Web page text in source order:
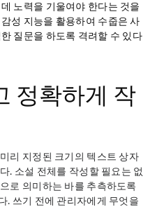
노력을 기울여야 한다는 것을
성 지능을 활용하여 수줍은 사
질문을 하도록 격려할 수 있다
정확하게 작
리 지정된 크기의 텍스트 상자
. 소설 전체를 작성할 필요는 없
로 의미하는 바를 추측하도록
. 쓰기 전에 관리자에게 무엇을